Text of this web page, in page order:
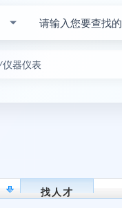
器仪表
找人才